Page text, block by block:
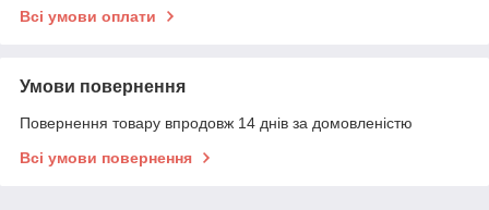
Всі умови оплати
Умови повернення
Повернення товару впродовж 14 днів за домовленістю
Всі умови повернення